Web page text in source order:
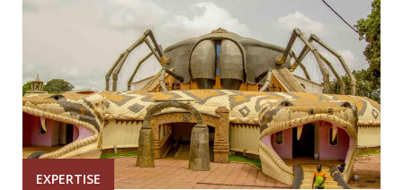
EXPERTISE